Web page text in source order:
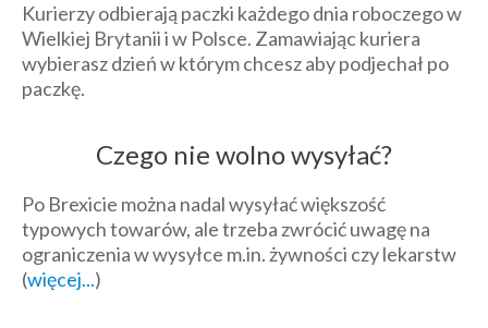
Kurierzy odbierają paczki każdego dnia roboczego w
Wielkiej Brytanii i w Polsce. Zamawiając kuriera
wybierasz dzień w którym chcesz aby podjechał po
paczkę.
Czego nie wolno wysyłać?
Po Brexicie można nadal wysyłać większość
typowych towarów, ale trzeba zwrócić uwagę na
ograniczenia w wysyłce m.in. żywności czy lekarstw
(więcej...)